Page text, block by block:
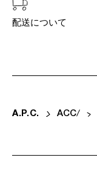
配送について
A. P. C. ACC